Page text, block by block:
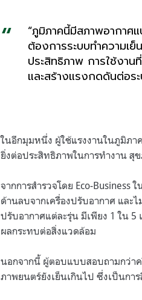
“ภูมิภาคนี้มีสภาพอากาศ
ต้องการระบบทำความเ
ประสิทธิภาพ การใช้งา
และสร้างแรงกดดันต่อร
ในอีกมุมหนึ่ง ผู้ใช้แรงงานในภูมิภา
ยิ่งต่อประสิทธิภาพในการทำงาน สุ
จากการสำรวจโดย Eco-Businessใ
ด้านลบจากเครื่องปรับอากาศ และ
ปรับอากาศแต่ละรุ่น มีเพียง 1ใน 5
ผลกระทบต่อสิ่งแวดล้อม
นอกจากนี้ ผู้ตอบแบบสอบถามกว่าค
ภาพยนตร์ยังเย็นเกินไป ซึ่งเป็นกา